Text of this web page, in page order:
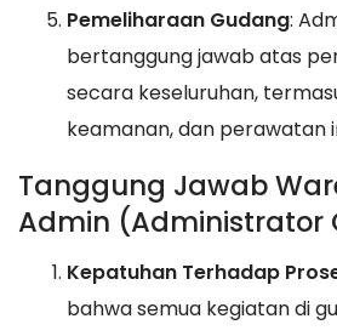
Pemeliharaan Gudang:
bertanggung jawab atas
secara keseluruhan,
keamanan, dan perawatan
Tanggung Jawab
Admin (Administrator
Kepatuhan Terhadap
bahwa semua kegiatan di